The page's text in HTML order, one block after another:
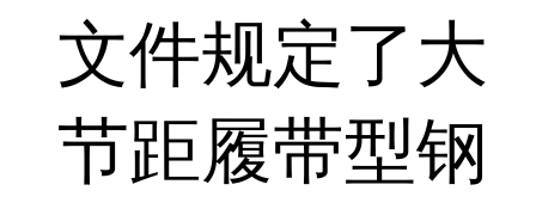
文件规定了大
节距履带型钢